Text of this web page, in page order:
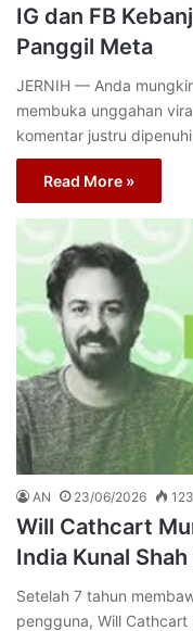
IG dan FB
Panggil Meta
JERNIH — Anda
membuka unggahan
komentar justru
Read More »
AN 23/06/2026 123
Will Cathcart
India Kunal
Setelah 7 tahun
pengguna, Will